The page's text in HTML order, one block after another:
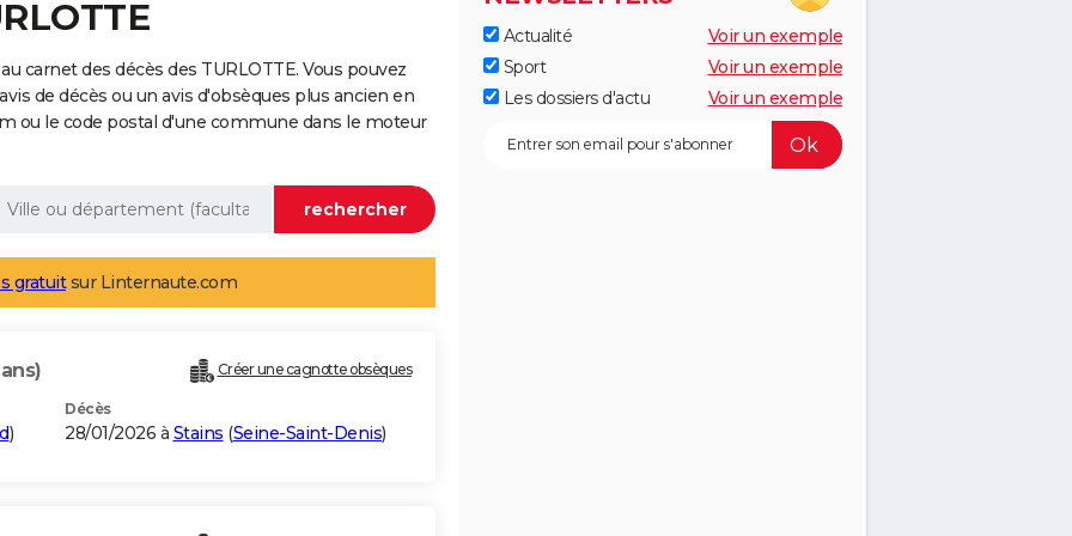
carnet des décès des TURLOTTE. Vous pouvez
de décès ou un avis d'obsèques plus ancien en
ou le code postal d'une commune dans le moteur
gratuitsur Linternaute.com
Créer une cagnotte obsèques
)
Décès
28/01/2026 à Stains (Seine-Saint-Denis)
Actualité
Voir un exemple
Sport
Voir un exemple
Les dossiers d'actu
Voir un exemple